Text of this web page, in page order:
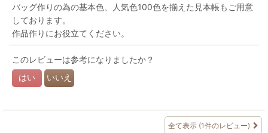
バッグ作りの為の基本色、人気色100色を揃えた見本帳もご用意
しております。
作品作りにお役立てください。
このレビューは参考になりましたか？
はい いいえ
全て表示 (1件のレビュー)